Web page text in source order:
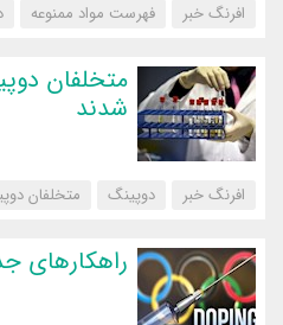
افرنگ خبر فهرست مواد ممنوعه
متخلفان
شدند
افرنگ خبر دوپینگ متخلفان
راهکارهای